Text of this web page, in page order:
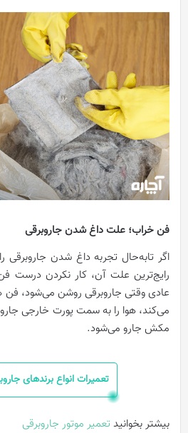
فن خراب؛ علت داغ شدن جاروبرقی
اگر تابه‌حال تجربه داغ شدن جاروبرقی
رایج‌ترین علت آن، کار نکردن درست
عادی وقتی جاروبرقی روشن می‌شود،
می‌کند، هوا را به سمت پورت خارجی
مکش جارو می‌شود.
تعمیرات انواع برندهای
بیشتر بخوانیدتعمیر موتور جاروبرقی